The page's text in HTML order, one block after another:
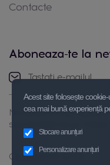
Contacte
Aboneaza-te la
Nu ezitați să luați
sau trimiteți-ne un mesaj
Copyright © 2026
Acest site folosește
cea mai bună experiență
Stocare anunțuri
Personalizare anunțuri